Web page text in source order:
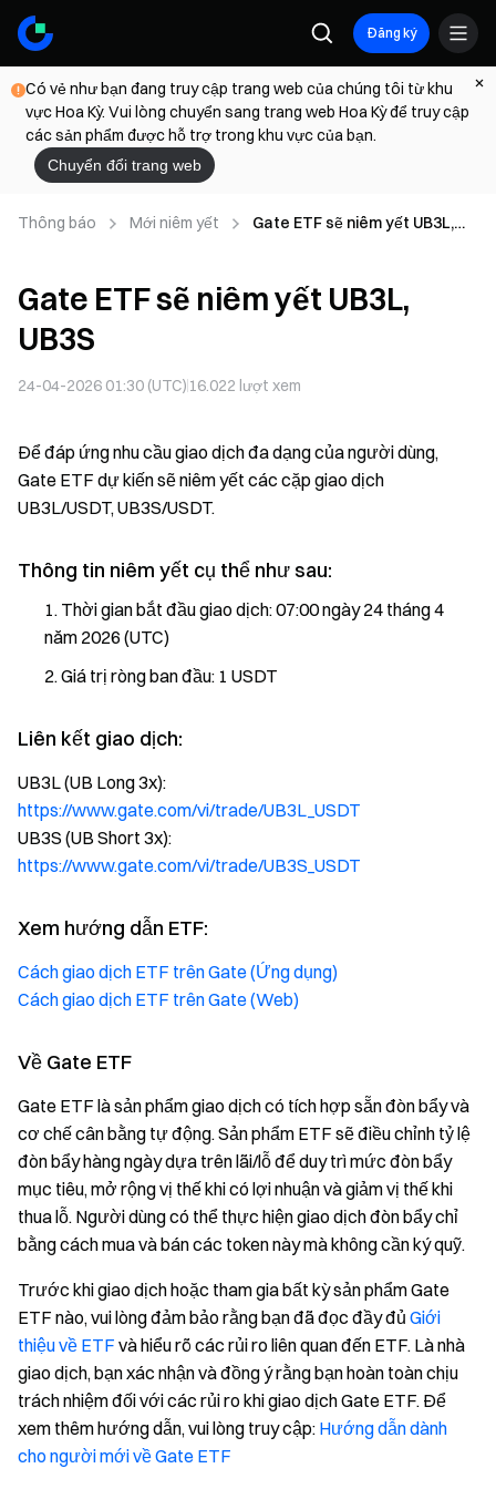
Đăng ký
Có vẻ như bạn đang truy cập trang web của chúng tôi từ khu
vực Hoa Kỳ. Vui lòng chuyển sang trang web Hoa Kỳ để truy cập
các sản phẩm được hỗ trợ trong khu vực của bạn.
Chuyển đổi trang web
Thông báo Mới niêm yết
Gate ETF sẽ niêm yết UB3L,
Gate ETF sẽ niêm yết UB3L,
UB3S
24-04-2026 01:30 (UTC) 16.022 lượt xem
Để đáp ứng nhu cầu giao dịch đa dạng của người dùng,
Gate ETF dự kiến sẽ niêm yết các cặp giao dịch
UB3L/USDT, UB3S/USDT.
Thông tin niêm yết cụ thể như sau:
Thời gian bắt đầu giao dịch: 07:00 ngày 24 tháng 4
năm 2026 (UTC)
Giá trị ròng ban đầu: 1 USDT
Liên kết giao dịch:
UB3L (UB Long 3x):
https://www.gate.com/vi/trade/UB3L_USDT
UB3S (UB Short 3x):
https://www.gate.com/vi/trade/UB3S_USDT
Xem hướng dẫn ETF:
Cách giao dịch ETF trên Gate (Ứng dụng)
Cách giao dịch ETF trên Gate (Web)
Về Gate ETF
Gate ETF là sản phẩm giao dịch có tích hợp sẵn đòn bẩy và
cơ chế cân bằng tự động. Sản phẩm ETF sẽ điều chỉnh tỷ lệ
đòn bẩy hàng ngày dựa trên lãi/lỗ để duy trì mức đòn bẩy
mục tiêu, mở rộng vị thế khi có lợi nhuận và giảm vị thế khi
thua lỗ. Người dùng có thể thực hiện giao dịch đòn bẩy chỉ
bằng cách mua và bán các token này mà không cần ký quỹ.
Trước khi giao dịch hoặc tham gia bất kỳ sản phẩm Gate
ETF nào, vui lòng đảm bảo rằng bạn đã đọc đầy đủ Giới
thiệu về ETF và hiểu rõ các rủi ro liên quan đến ETF. Là nhà
giao dịch, bạn xác nhận và đồng ý rằng bạn hoàn toàn chịu
trách nhiệm đối với các rủi ro khi giao dịch Gate ETF. Để
xem thêm hướng dẫn, vui lòng truy cập: Hướng dẫn dành
cho người mới về Gate ETF